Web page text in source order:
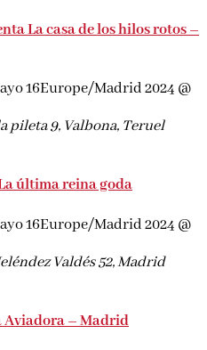
La casa de los hilos rotos –
16Europe/Madrid 2024 @
pileta 9, Valbona, Teruel
última reina goda
16Europe/Madrid 2024 @
Valdés 52, Madrid
Aviadora – Madrid